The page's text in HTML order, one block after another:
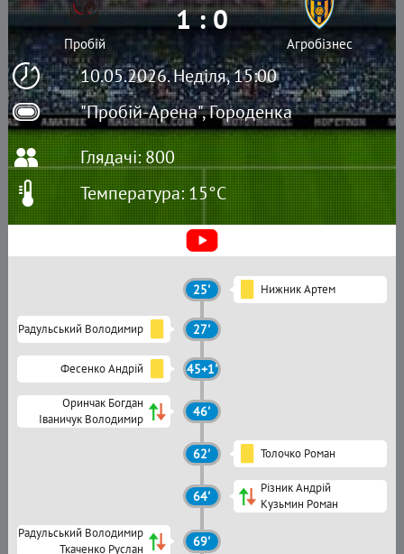
10.05.2026. Неділя, 15:00
"Пробій-Арена", Городенка
Пробій
1 : 0
Агробізнес
Глядачі: 800
Температура: 15°C
25' Нижник Артем
Радульський Володимир 27'
Фесенко Андрій 45+1'
Оринчак Богдан
Іваничук Володимир
46'
62' Толочко Роман
64'
Різник Андрій
Кузьмин Роман
Радульський Володимир
Ткаченко Руслан
69'